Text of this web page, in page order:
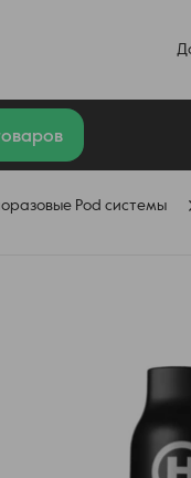
Pod системы